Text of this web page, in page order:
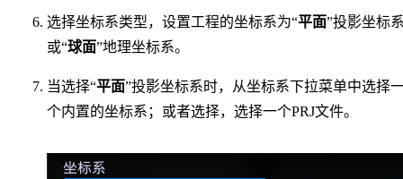
选择坐标系类型，设置工程的坐标系为“平面”投影坐标
或“球面”地理坐标系。
当选择“平面”投影坐标系时，从坐标系下拉菜单中选择
个内置的坐标系；或者选择，选择一个PRJ文件。